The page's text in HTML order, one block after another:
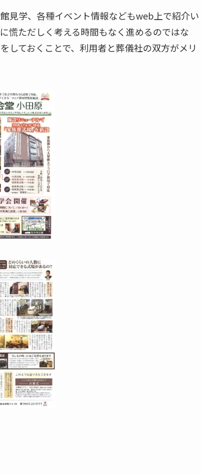
見学、各種イベント情報などもweb上で紹介い
慌ただしく考える時間もなく進めるのではな
しておくことで、利用者と葬儀社の双方がメリ